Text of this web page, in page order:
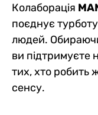
Колаборація
поєднує
людей.
ви підтримуєте
тих, хто робить
сенсу.